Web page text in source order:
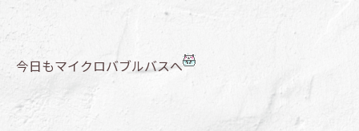
今日もマイクロバブルバスへ